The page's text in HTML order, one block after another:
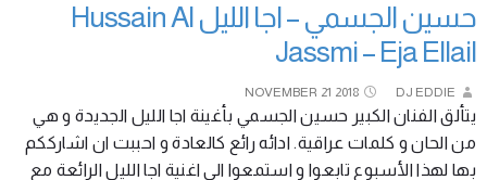
حسين الجسمي – اجا الليل Hussain Al
Jassmi – Eja Ellail
NOVEMBER 21 2018 DJ EDDIE
يتألق الفنان الكبير حسين الجسمي بأغينة اجا الليل الجديدة و هي
من الحان و كلمات عراقية. ادائه رائع كالعادة و احببت ان اشارككم
بها لهذا الأسبوع تابعوا و استمعوا الى اغنية اجا الليل الرائعة مع